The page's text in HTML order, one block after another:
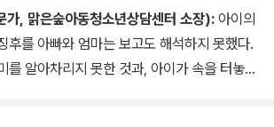
그리 멀지 않다. 이 책은 그 진리를 일깨워준
보지 않는 맹목적 양육에 대해 성찰하는 독서
가, 맑은숲아동청소년상담센터 소장): 아이의
후를 아빠와 엄마는 보고도 해석하지 못했다.
를 알아차리지 못한 것과, 아이가 속을 터놓을